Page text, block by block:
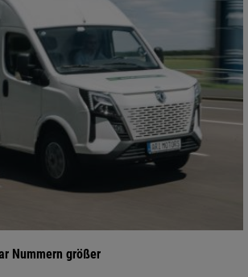
Nummern größer